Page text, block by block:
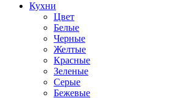
Кухни
Цвет
Белые
Черные
Желтые
Красные
Зеленые
Серые
Бежевые